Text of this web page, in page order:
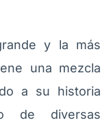
y la más
una mezcla
a su historia
de diversas